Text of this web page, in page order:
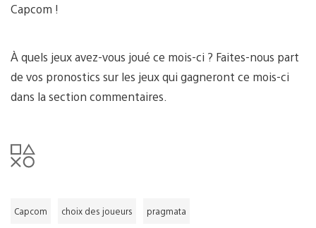
Capcom !
À quels jeux avez-vous joué ce mois-ci ? Faites-nous part
de vos pronostics sur les jeux qui gagneront ce mois-ci
dans la section commentaires.
Capcom choix des joueurs pragmata